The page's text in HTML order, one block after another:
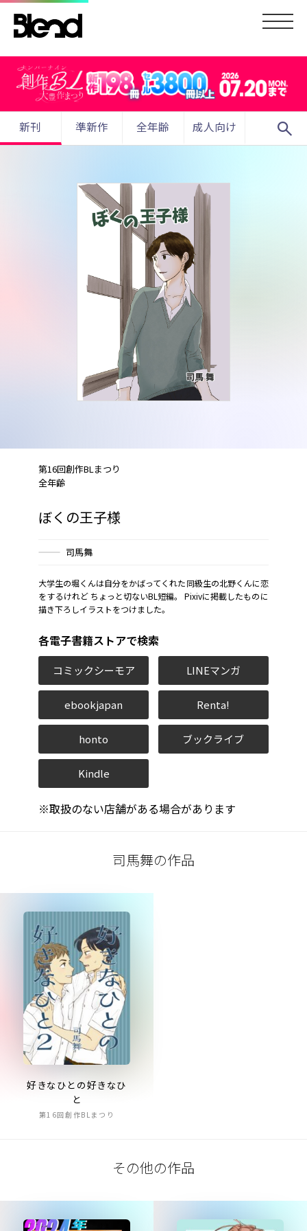
新刊 準新作 全年齢 成人向け search
第16回創作BLまつり
全年齢
ぼくの王子様
司馬舞
大学生の堀くんは自分をかばってくれた同級生の北野くんに恋
をするけれど―― ちょっと切ないBL短編。 Pixivに掲載したものに
描き下ろしイラストをつけました。
各電子書籍ストアで検索
コミックシーモア LINEマンガ
ebookjapan Renta!
honto ブックライブ
Kindle
※取扱のない店舗がある場合があります
司馬舞の作品
好きなひとの好きなひ
と
第16回創作BLまつり
その他の作品